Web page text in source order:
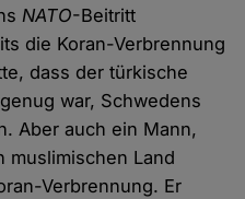
NATO-Beitritt
die Koran-Verbrennung
dass der türkische
war, Schwedens
Aber auch ein Mann,
muslimischen Land
Verbrennung. Er